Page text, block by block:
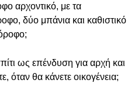
αρχοντικό, με τα
δύο μπάνια και καθιστικό
ως επένδυση για αρχή και
όταν θα κάνετε οικογένεια;